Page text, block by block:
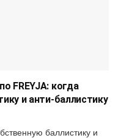
FREYJA: когда
и анти-баллистику
баллистику и